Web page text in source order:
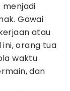
menjadi
Gawai
atau
orang tua
waktu
dan